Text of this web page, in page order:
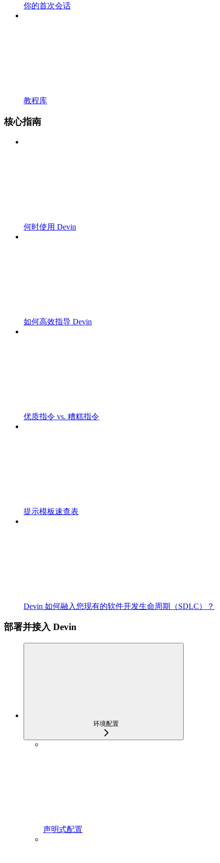
你的首次会话
教程库
核心指南
何时使用 Devin
如何高效指导 Devin
优质指令 vs. 糟糕指令
提示模板速查表
Devin 如何融入您现有的软件开发生命周期（SDLC）？
部署并接入 Devin
环境配置
声明式配置